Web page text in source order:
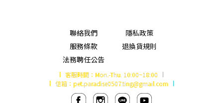
聯絡我們
隱私政策
服務條款
退換貨規則
法務聘任公告
客服時間： Mon.-Thu. 10:00~18:00
信箱： pet.paradise0507.ting@gmail.com